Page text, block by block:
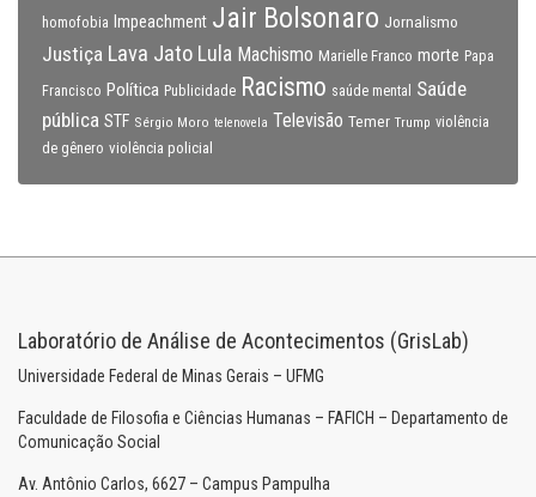
homofobia Impeachment Jair Bolsonaro Jornalismo
Justiça Lava Jato Lula Machismo Marielle Franco morte Papa
Francisco Política Publicidade Racismo saúde mental
Saúde
pública STF Sérgio Moro telenovela Televisão Temer Trump violência
de gênero violência policial
Laboratório de Análise de Acontecimentos (GrisLab)
Universidade Federal de Minas Gerais – UFMG
Faculdade de Filosofia e Ciências Humanas – FAFICH – Departamento de
Comunicação Social
Av. Antônio Carlos, 6627 – Campus Pampulha